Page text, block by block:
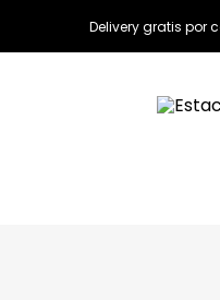
Delivery gratis por